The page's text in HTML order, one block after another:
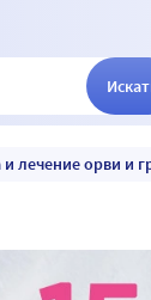
лечение орви и